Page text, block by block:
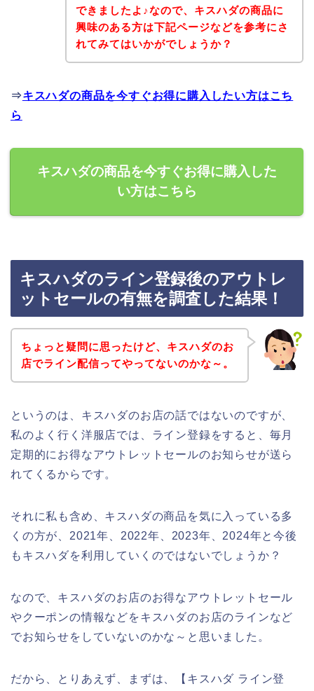
できましたよ♪なので、キスハダの商品に
興味のある方は下記ページなどを参考にさ
れてみてはいかがでしょうか？
⇒キスハダの商品を今すぐお得に購入したい方はこち
ら
キスハダの商品を今すぐお得に購入した
い方はこちら
キスハダのライン登録後のアウトレ
ットセールの有無を調査した結果！
ちょっと疑問に思ったけど、キスハダのお
店でライン配信ってやってないのかな～。
というのは、キスハダのお店の話ではないのですが、
私のよく行く洋服店では、ライン登録をすると、毎月
定期的にお得なアウトレットセールのお知らせが送ら
れてくるからです。
それに私も含め、キスハダの商品を気に入っている多
くの方が、2021年、2022年、2023年、2024年と今後
もキスハダを利用していくのではないでしょうか？
なので、キスハダのお店のお得なアウトレットセール
やクーポンの情報などをキスハダのお店のラインなど
でお知らせをしていないのかな～と思いました。
だから、とりあえず、まずは、【キスハダ ライン登